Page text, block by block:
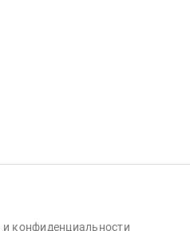
и конфиденциальности